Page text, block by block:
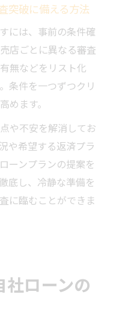
突破に備える方法
には、事前の条件確
店ごとに異なる審査
無などをリスト化
条件を一つずつクリ
めます。
や不安を解消してお
や希望する返済プラ
ーンプランの提案を
底し、冷静な準備を
に臨むことができま
ローンの